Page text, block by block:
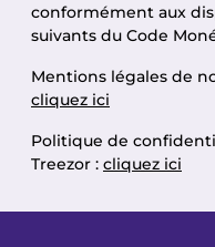
conformément aux
suivants du Code
Mentions légales de
cliquez ici
Politique de
Treezor : cliquez ici